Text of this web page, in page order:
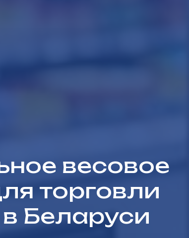
весовое
торговли
Беларуси